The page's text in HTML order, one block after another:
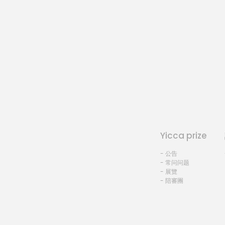
Yicca prize
- 公告
- 常问问题
- 展覽
- 陪審團